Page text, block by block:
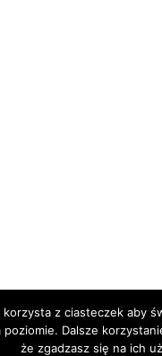
E-mail
korzysta z ciasteczek aby
poziomie. Dalsze
że zgadzasz się na ich